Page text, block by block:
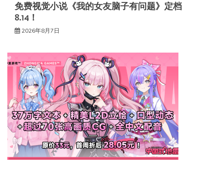
免费视觉小说《我的女友脑子有问题》定档
8.14！
2026年8月7日